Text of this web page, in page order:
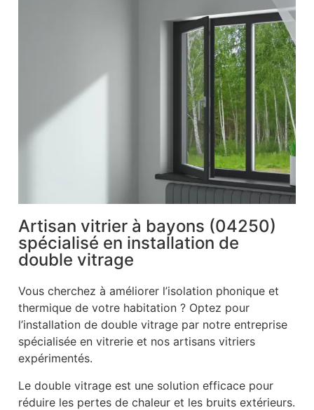
Artisan vitrier à bayons (04250)
spécialisé en installation de
double vitrage
Vous cherchez à améliorer l’isolation phonique et
thermique de votre habitation ? Optez pour
l’installation de double vitrage par notre entreprise
spécialisée en vitrerie et nos artisans vitriers
expérimentés.
Le double vitrage est une solution efficace pour
réduire les pertes de chaleur et les bruits extérieurs.